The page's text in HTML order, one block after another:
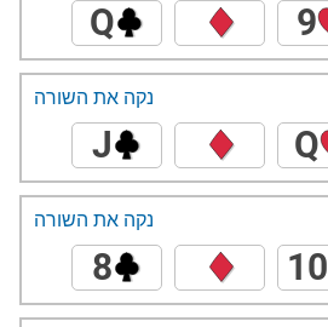
9
Q
Q
J
נקה את השורה
10
8
נקה את השורה